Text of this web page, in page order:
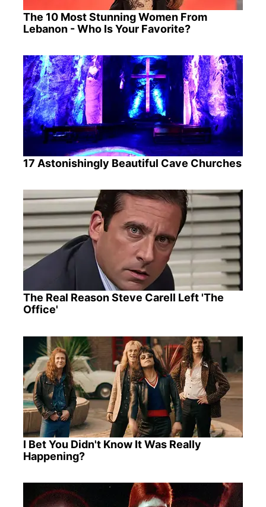
The 10 Most Stunning Women From
Lebanon - Who Is Your Favorite?
17 Astonishingly Beautiful Cave Churches
The Real Reason Steve Carell Left 'The
Office'
I Bet You Didn't Know It Was Really
Happening?